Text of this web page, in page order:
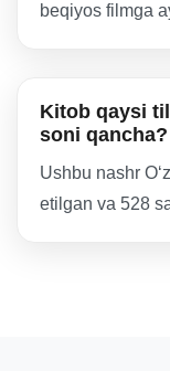
beqiyos filmga
Kitob qaysi
soni qancha?
Ushbu nashr
etilgan va 528